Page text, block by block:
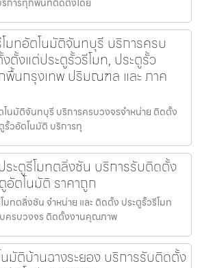
มทอัตโนมัติจันทบุรี บริการครบ
ตั้งแต่ประตูรั้วรีโมท, ประตูรั้ว
พื้นกรุงเทพ ปริมณฑล และ ภาค
นมัติจันทบุรี บริการครบวงจรจำหน่าย ติดตั้ง
รั้วอัตโนมัติ บริการทุ
ระตูรีโมทตลิ่งชัน บริการรับติดตั้ง
อัตโนมัติ ราคาถูก
มทตลิ่งชัน จำหน่าย และ ติดตั้ง ประตูรั้วรีโมท
ครบวงจร ติดตั้งงานคุณภาพ
มัติบ้านฉางระยอง บริการรับติดตั้ง